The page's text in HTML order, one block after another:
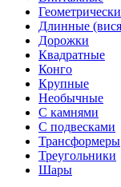
Длинные
Дорожки
Квадратные
Конго
Крупные
Необычные
С камнями
С подвесками
Трансформеры
Треугольники
Шары